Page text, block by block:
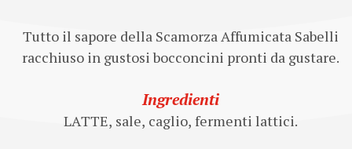
Tutto il sapore della Scamorza Affumicata Sabelli
racchiuso in gustosi bocconcini pronti da gustare.
Ingredienti
LATTE, sale, caglio, fermenti lattici.